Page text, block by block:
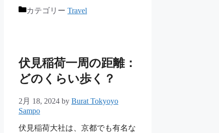
カテゴリー Travel
伏見稲荷一周の距離：
どのくらい歩く？
2月 18, 2024 by Burat Tokyoyo
Sampo
伏見稲荷大社は、京都でも有名な